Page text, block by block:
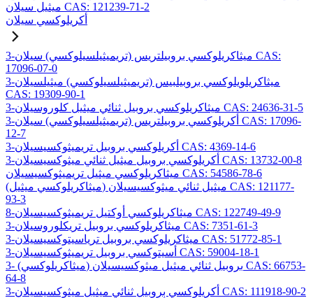
ميثيل سيلان CAS: 121239-71-2
أكريلوكسي سيلان
3-ميثاكريلوكسي بروبيلتريس (تريميثيلسيلوكسي) سيلان CAS:
17096-07-0
3-ميثاكريلويلوكسي بروبيلبيس (تريميثيلسيلوكسي) ميثيلسيلان
CAS: 19309-90-1
3-ميثاكريلوكسي بروبيل ثنائي ميثيل كلوروسيلان CAS: 24636-31-5
3-أكريلوكسي بروبيلتريس (تريميثيلسيلوكسي) سيلان CAS: 17096-
12-7
3-أكريلوكسي بروبيل تريميثوكسيسيلان CAS: 4369-14-6
3-أكريلوكسي بروبيل ميثيل ثنائي ميثوكسيسيلان CAS: 13732-00-8
ميثاكريلوكسي ميثيل تريميثوكسيسيلان CAS: 54586-78-6
(ميثاكريلوكسي ميثيل) ميثيل ثنائي ميثوكسيسيلان CAS: 121177-
93-3
8-ميثاكريلوكسي أوكتيل تريميثوكسيسيلان CAS: 122749-49-9
3-ميثاكريلوكسي بروبيل تريكلوروسيلان CAS: 7351-61-3
3-ميثاكريلوكسي بروبيل ترياسيتوكسيسيلان CAS: 51772-85-1
3-أسيتوكسي بروبيل تريميثوكسيسيلان CAS: 59004-18-1
3- (ميثاكريلوكسي) بروبيل ثنائي ميثيل ميثوكسيسيلان CAS: 66753-
64-8
3-أكريلوكسي بروبيل ثنائي ميثيل ميثوكسيسيلان CAS: 111918-90-2